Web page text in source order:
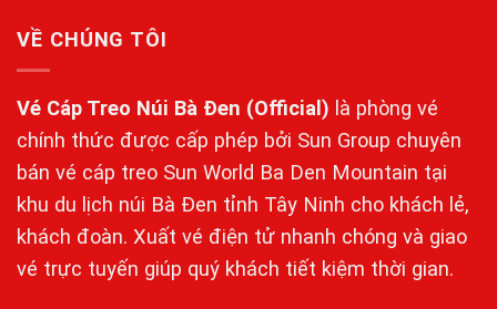
VỀ CHÚNG TÔI
Vé Cáp Treo Núi Bà Đen (Official) là phòng vé
chính thức được cấp phép bởi Sun Group chuyên
bán vé cáp treo Sun World Ba Den Mountain tại
khu du lịch núi Bà Đen tỉnh Tây Ninh cho khách lẻ,
khách đoàn. Xuất vé điện tử nhanh chóng và giao
vé trực tuyến giúp quý khách tiết kiệm thời gian.